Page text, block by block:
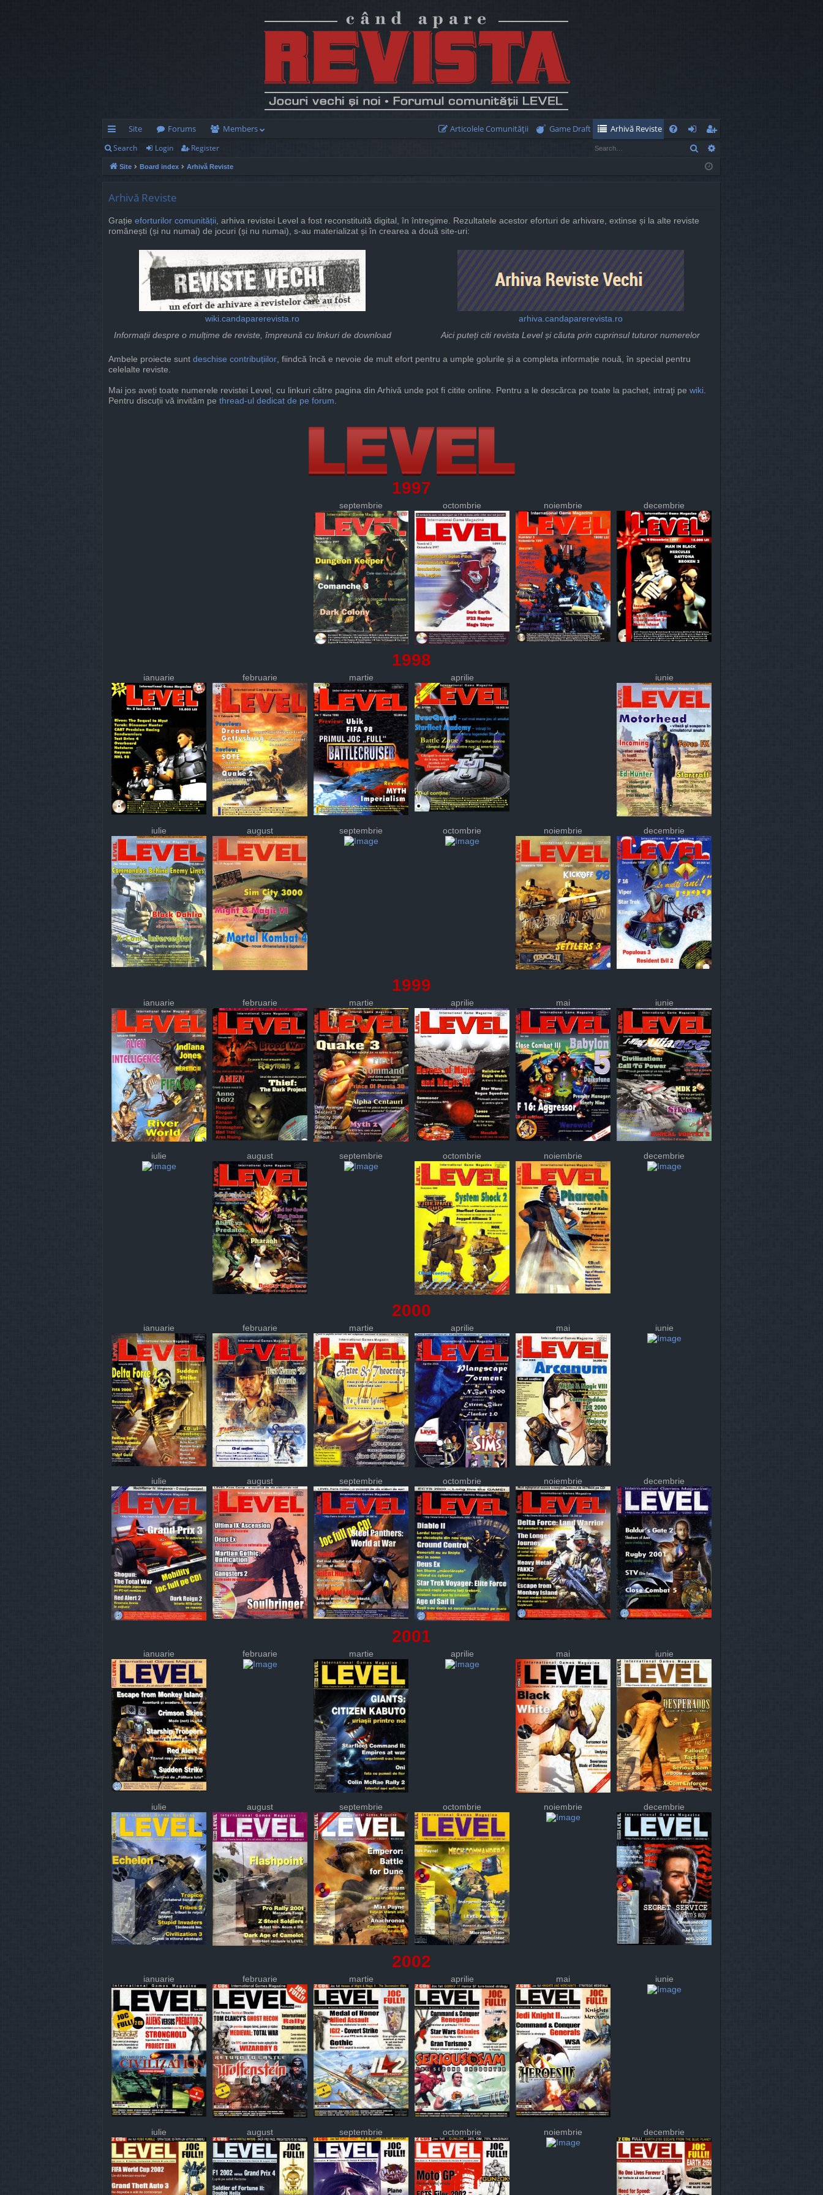
ui
ck
Site Forums Members Articolele Comunităţii Game Draft
Arhivă Reviste
og
eg
ist
Search Login Register Search
Site Board index Arhivă Reviste
Arhivă Reviste
Grație eforturilor comunității , arhiva revistei Level a fost reconstituită digital, în întregime. Rezultatele acestor eforturi de arhivare, extinse și la alte reviste
românești (și nu numai) de jocuri (și nu numai), s-au materializat și în crearea a două site-uri:
wiki.candaparerevista.ro
arhiva.candaparerevista.ro
Informații despre o mulțime de reviste, împreună cu linkuri de download
Aici puteți citi revista Level și căuta prin cuprinsul tuturor numerelor
Ambele proiecte sunt deschise contribuțiilor , fiindcă încă e nevoie de mult efort pentru a umple golurile și a completa informație nouă, în special pentru
celelalte reviste.
Mai jos aveți toate numerele revistei Level, cu linkuri către pagina din Arhivă unde pot fi citite online. Pentru a le descărca pe toate la pachet, intraţi pe wiki
Pentru discuții vă invităm pe thread-ul dedicat de pe forum
1997
septembrie octombrie noiembrie decembrie
1998
ianuarie februarie martie aprilie iunie
iulie august septembrie octombrie noiembrie decembrie
1999
ianuarie februarie martie aprilie mai iunie
iulie august septembrie octombrie noiembrie decembrie
2000
ianuarie februarie martie aprilie mai iunie
iulie august septembrie octombrie noiembrie decembrie
2001
ianuarie februarie martie aprilie mai iunie
iulie august septembrie octombrie noiembrie decembrie
2002
ianuarie februarie martie aprilie mai iunie
iulie august septembrie octombrie noiembrie decembrie